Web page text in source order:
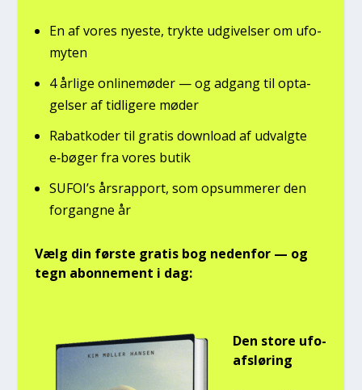
En af vores nye­ste, tryk­te udgi­vel­ser om ufo­
myten
4 årli­ge onli­ne­mø­der — og adgang til opta­
gel­ser af tid­li­ge­re møder
Rabat­ko­der til gra­tis down­lo­ad af udvalg­te
e‑bøger fra vores butik
SUFOI’s års­rap­port, som opsum­me­rer den
for­gang­ne år
Vælg din før­ste gra­tis bog neden­for — og
tegn abon­ne­ment i dag:
Den sto­re ufo-
afslø­ring